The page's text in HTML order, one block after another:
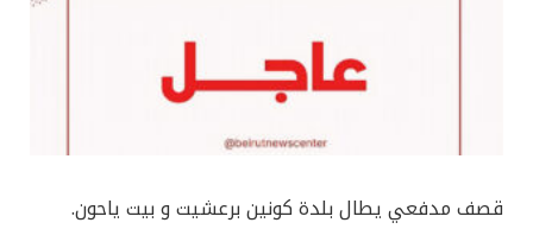
قصف مدفعي يطال بلدة كونين برعشيت و بيت ياحون.